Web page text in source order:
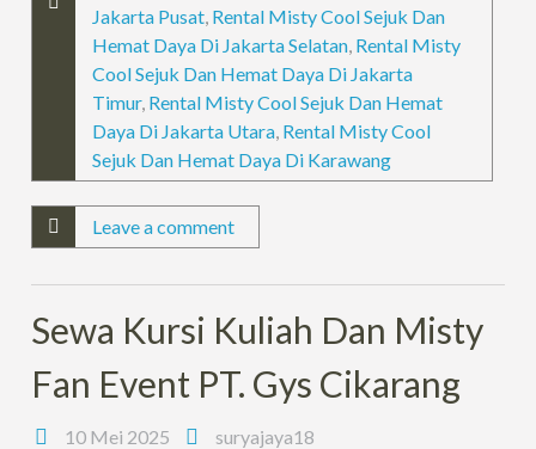
Jakarta Pusat Rental Misty Cool Sejuk Dan
Hemat Daya Di Jakarta Selatan Rental Misty
Cool Sejuk Dan Hemat Daya Di Jakarta
Timur, Rental Misty Cool Sejuk Dan Hemat
Daya Di Jakarta Utara Rental Misty Cool
Sejuk Dan Hemat Daya Di Karawang
Leave a comment
Sewa Kursi Kuliah Dan Misty
Fan Event PT. Gys Cikarang
10 Mei 2025 suryajaya18